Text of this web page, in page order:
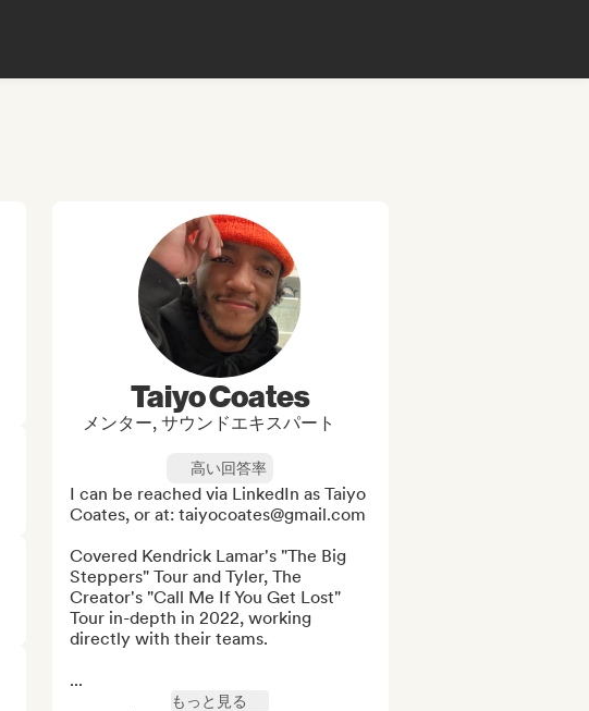
Taiyo Coates
メンター, サウンドエキスパート
高い回答率
I can be reached via LinkedIn as Taiyo
Coates, or at: taiyocoates@gmail.com
Covered Kendrick Lamar's "The Big
Steppers" Tour and Tyler, The
Creator's "Call Me If You Get Lost"
Tour in-depth in 2022, working
directly with their teams.
...
もっと見る